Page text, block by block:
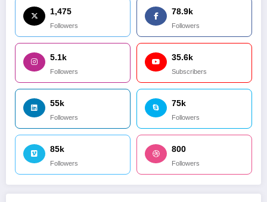
1,475
Followers
78.9k
Followers
5.1k
Followers
35.6k
Subscribers
55k
Followers
75k
Followers
85k
Followers
800
Followers